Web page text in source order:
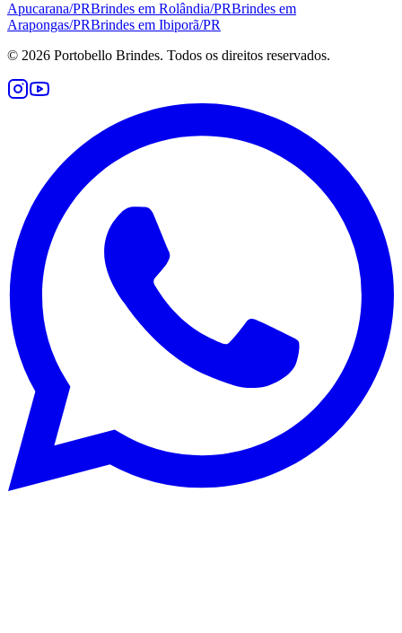
Apucarana/PRBrindes em Rolândia/PRBrindes em
Arapongas/PRBrindes em Ibiporã/PR
© 2026 Portobello Brindes. Todos os direitos reservados.